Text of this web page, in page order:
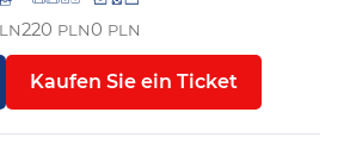
220 PLN0 PLN
Kaufen Sie ein Ticket